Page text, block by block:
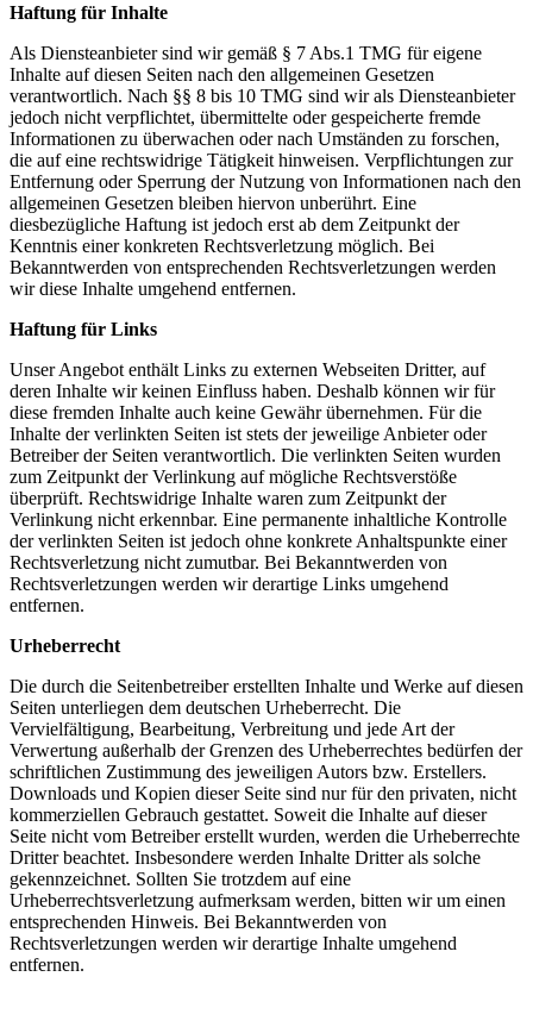
Haftung für Inhalte
Als Diensteanbieter sind wir gemäß § 7 Abs.1 TMG für eigene
Inhalte auf diesen Seiten nach den allgemeinen Gesetzen
verantwortlich. Nach §§ 8 bis 10 TMG sind wir als Diensteanbieter
jedoch nicht verpflichtet, übermittelte oder gespeicherte fremde
Informationen zu überwachen oder nach Umständen zu forschen,
die auf eine rechtswidrige Tätigkeit hinweisen. Verpflichtungen zur
Entfernung oder Sperrung der Nutzung von Informationen nach den
allgemeinen Gesetzen bleiben hiervon unberührt. Eine
diesbezügliche Haftung ist jedoch erst ab dem Zeitpunkt der
Kenntnis einer konkreten Rechtsverletzung möglich. Bei
Bekanntwerden von entsprechenden Rechtsverletzungen werden
wir diese Inhalte umgehend entfernen.
Haftung für Links
Unser Angebot enthält Links zu externen Webseiten Dritter, auf
deren Inhalte wir keinen Einfluss haben. Deshalb können wir für
diese fremden Inhalte auch keine Gewähr übernehmen. Für die
Inhalte der verlinkten Seiten ist stets der jeweilige Anbieter oder
Betreiber der Seiten verantwortlich. Die verlinkten Seiten wurden
zum Zeitpunkt der Verlinkung auf mögliche Rechtsverstöße
überprüft. Rechtswidrige Inhalte waren zum Zeitpunkt der
Verlinkung nicht erkennbar. Eine permanente inhaltliche Kontrolle
der verlinkten Seiten ist jedoch ohne konkrete Anhaltspunkte einer
Rechtsverletzung nicht zumutbar. Bei Bekanntwerden von
Rechtsverletzungen werden wir derartige Links umgehend
entfernen.
Urheberrecht
Die durch die Seitenbetreiber erstellten Inhalte und Werke auf diesen
Seiten unterliegen dem deutschen Urheberrecht. Die
Vervielfältigung, Bearbeitung, Verbreitung und jede Art der
Verwertung außerhalb der Grenzen des Urheberrechtes bedürfen der
schriftlichen Zustimmung des jeweiligen Autors bzw. Erstellers.
Downloads und Kopien dieser Seite sind nur für den privaten, nicht
kommerziellen Gebrauch gestattet. Soweit die Inhalte auf dieser
Seite nicht vom Betreiber erstellt wurden, werden die Urheberrechte
Dritter beachtet. Insbesondere werden Inhalte Dritter als solche
gekennzeichnet. Sollten Sie trotzdem auf eine
Urheberrechtsverletzung aufmerksam werden, bitten wir um einen
entsprechenden Hinweis. Bei Bekanntwerden von
Rechtsverletzungen werden wir derartige Inhalte umgehend
entfernen.